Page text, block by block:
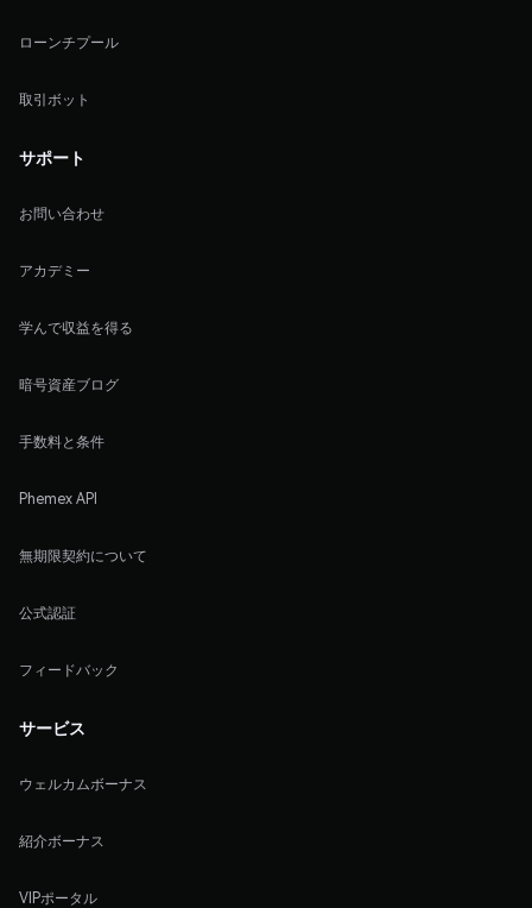
ローンチプール
取引ボット
サポート
お問い合わせ
アカデミー
学んで収益を得る
暗号資産ブログ
手数料と条件
Phemex API
無期限契約について
公式認証
フィードバック
サービス
ウェルカムボーナス
紹介ボーナス
VIPポータル